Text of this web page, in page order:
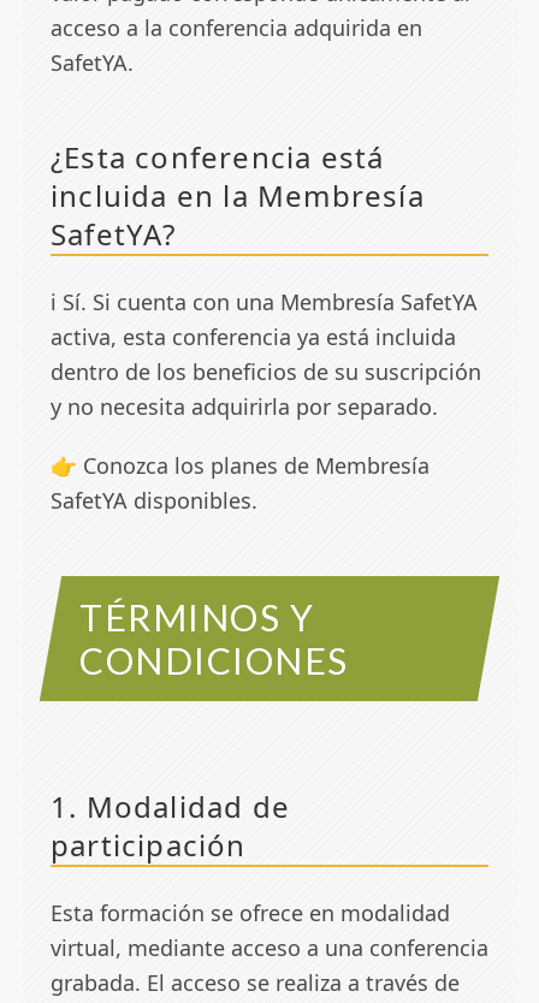
acceso a la conferencia adquirida en
SafetYA.
¿Esta conferencia está
incluida en la Membresía
SafetYA?
ℹ️ Sí. Si cuenta con una Membresía SafetYA
activa, esta conferencia ya está incluida
dentro de los beneficios de su suscripción
y no necesita adquirirla por separado.
👉 Conozca los planes de Membresía
SafetYAdisponibles.
TÉRMINOS Y
CONDICIONES
1. Modalidad de
participación
Esta formación se ofrece en modalidad
virtual, mediante acceso a una conferencia
grabada. El acceso se realiza a través de